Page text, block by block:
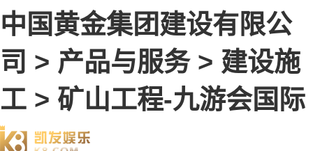
中国黄金集团建设有限公
司 > 产品与服务 > 建设施
工 > 矿山工程-九游会国际